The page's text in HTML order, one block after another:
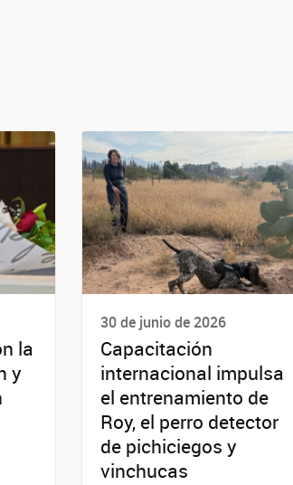
la
y
30 de junio de 2026
Capacitación
internacional impulsa
el entrenamiento de
Roy, el perro detector
de pichiciegos y
vinchucas